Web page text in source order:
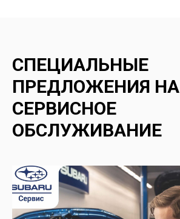
СПЕЦИАЛЬНЫЕ
ПРЕДЛОЖЕНИЯ НА
СЕРВИСНОЕ
ОБСЛУЖИВАНИЕ